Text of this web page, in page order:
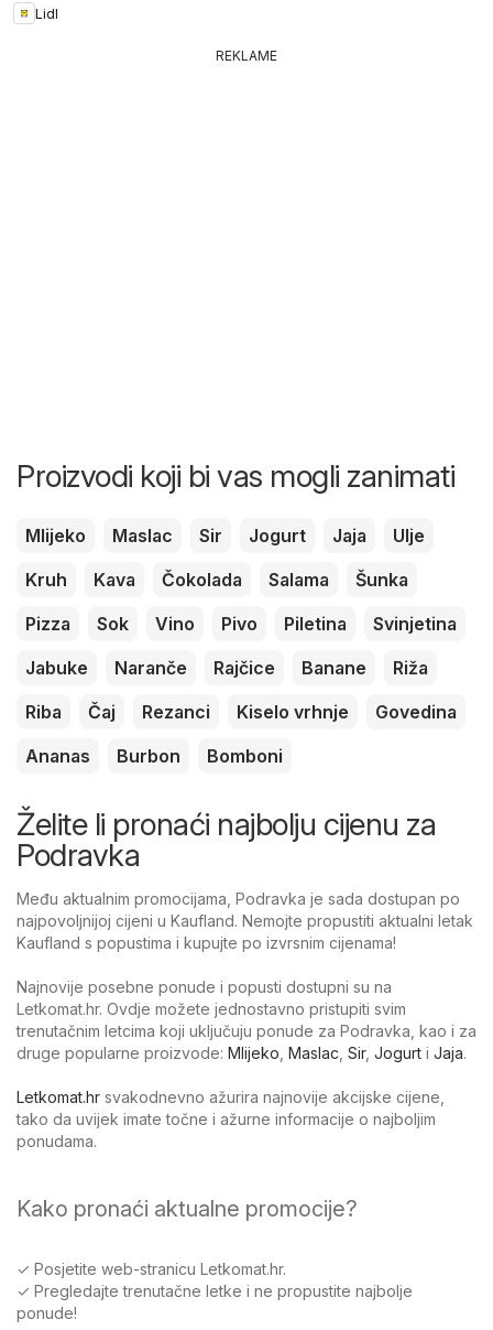
Lidl
REKLAME
Proizvodi koji bi vas mogli zanimati
Mlijeko Maslac Sir Jogurt Jaja
Ulje
Kruh
Kava Čokolada Salama
Šunka
Pizza
Sok Vino Pivo Piletina
Svinjetina
Jabuke
Naranče Rajčice Banane
Riža
Riba
Čaj Rezanci Kiselo vrhnje
Govedina
Ananas
Burbon Bomboni
Želite li pronaći najbolju cijenu za
Podravka
Među aktualnim promocijama, Podravka je sada dostupan po
najpovoljnijoj cijeni u Kaufland. Nemojte propustiti aktualni letak
Kaufland s popustima i kupujte po izvrsnim cijenama!
Najnovije posebne ponude i popusti dostupni su na
Letkomat.hr. Ovdje možete jednostavno pristupiti svim
trenutačnim letcima koji uključuju ponude za Podravka, kao i za
druge popularne proizvode: Mlijeko Maslac Sir, Jogurt i Jaja.
Letkomat.hr svakodnevno ažurira najnovije akcijske cijene,
tako da uvijek imate točne i ažurne informacije o najboljim
ponudama.
Kako pronaći aktualne promocije?
✓ Posjetite web-stranicu Letkomat.hr.
✓ Pregledajte trenutačne letke i ne propustite najbolje
ponude!